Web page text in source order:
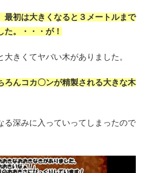
最初は大きくなると３メートルまで
た。・・・が！
大きくてヤバい木がありました。
ろんコカ〇ンが精製される大きな木
る深みに入っていってしまったので